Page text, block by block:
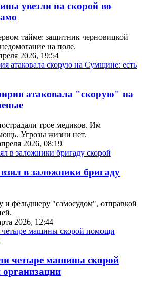
увезли на скорой во
тайме: защитник черновицкой
на поле.
2026, 19:54
атаковала "скорую" на
трое медиков. Им
Угрозы жизни нет.
2026, 08:19
в заложники бригаду
и фельдшеру "самосудом", отправкой
2026, 12:44
четыре машины скорой